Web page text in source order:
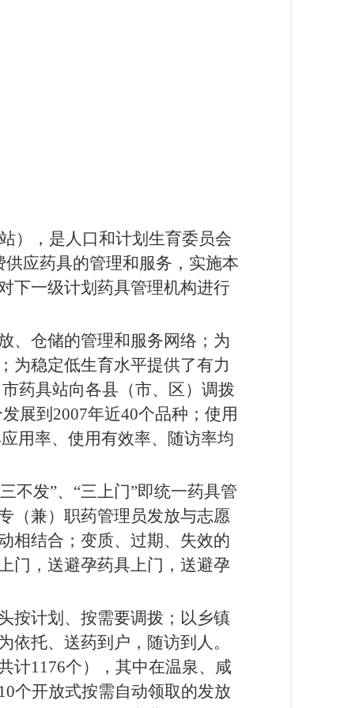
），是人口和计划生育委员会
应药具的管理和服务，实施本
下一级计划药具管理机构进行
、仓储的管理和服务网络；为
为稳定低生育水平提供了有力
药具站向各县（市、区）调拨
展到 2007年近40个品种；使用
用率、使用有效率、随访率均
不发”、“三上门”即统一药具管
（兼）职药管理员发放与志愿
相结合；变质、过期、失效的
门，送避孕药具上门，送避孕
按计划、按需要调拨；以乡镇
托、送药到户，随访到人。
计1176个），其中在温泉、咸
10个开放式按需自动领取的发放